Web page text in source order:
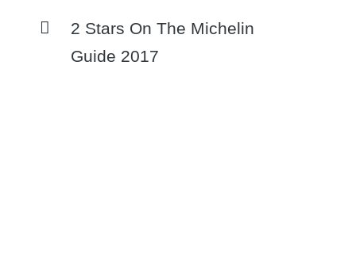
2 Stars On The Michelin
Guide 2017